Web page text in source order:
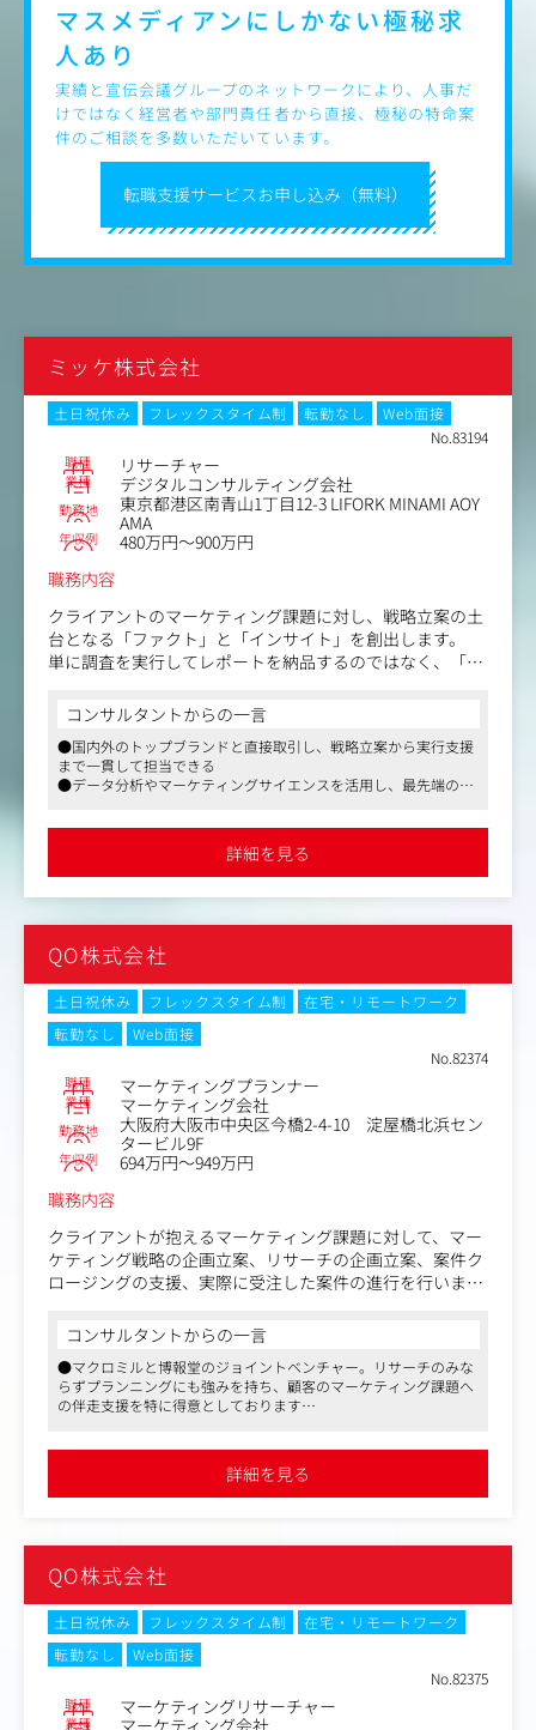
転職支援サービスお申し込み（無料）
マスメディアンにしかない極秘求
人あり
実績と宣伝会議グループのネットワークにより、人事だ
けではなく経営者や部門責任者から直接、極秘の特命案
件のご相談を多数いただいています。
ミッケ株式会社
土日祝休み フレックスタイム制 転勤なし
Web面接
No.83194
職種 リサーチャー
業種 デジタルコンサルティング会社
勤務地
東京都港区南青山1丁目12-3 LIFORK MINAMI AOY
AMA
年収例
480万円～900万円
職務内容
クライアントのマーケティング課題に対し、戦略立案の土
台となる「ファクト」と「インサイト」を創出します。
単に調査を実行してレポートを納品するのではなく、「意
します。
定量データと定性データを掛け合わせ、ビジネスを動かす
ための「根拠」を構築する、戦略直結型のリサーチャーで
す。
・市場・カテゴリ・競合の分析
・消費者インサイトの抽出（定量/定性データ）
・消費者セグメント/ターゲット分析
・ブランドの課題仮説構築
・戦略立案に必要な要素の構造化
・ストラテジー資料のドキュメンテーション（提案書/戦
略書）
・外部パートナー（調査会社/データ会社）とのディレク
ション
・プロジェクトのリードなど
・外資系消費財メーカーの新製品ブランド戦略におけるメ
ディアプランニング/ストラテジー設計
・マス広告×デジタル広告の統合コミュニケーション戦略
立案
・大規模キャンペーンの予算最適化（媒体配分、ターゲッ
コンサルタントからの一言
●国内外のトップブランドと直接取引し、戦略立案から実行支援
まで一貫して担当できる
●データ分析やマーケティングサイエンスを活用し、最先端のマ
メンバーとして活躍できるチャンス
詳細を見る
QO株式会社
土日祝休み フレックスタイム制
在宅・リモートワーク
転勤なし
Web面接
No.82374
職種 マーケティングプランナー
業種 マーケティング会社
勤務地
大阪府大阪市中央区今橋2-4-10 淀屋橋北浜セン
タービル9F
年収例
694万円～949万円
職務内容
クライアントが抱えるマーケティング課題に対して、マー
ケティング戦略の企画立案、リサーチの企画立案、案件ク
ロージングの支援、実際に受注した案件の進行を行いま
クライアントへの提供価値を大きく左右する、顧客課題の
整理と課題解決のための提案を行うブレーンとしての役割
をメインミッションとします。
・クライアントのマーケティング課題をヒアリングし、リ
サーチを活用しながらマーケティング戦略を企画立案し、
プットを提案する
・ヒアリング情報や社外の2次データだけでなく、当社内
で保有する業界およびカテゴリーデータや、消費者データ
を活用し、仮説をクライアントと協議しながら、企画を検
討する
・検証課題を明確にした上で、様々なデータソースおよび
調査手法の中から、最適な実施方法を選定するほか、調査
コンサルタントからの一言
●マクロミルと博報堂のジョイントベンチャー。リサーチのみな
らずプランニングにも強みを持ち、顧客のマーケティング課題へ
の伴走支援を特に得意としております
●リモート主体でコアタイムなしのフレックス、柔軟な働き方が
可能です
詳細を見る
QO株式会社
土日祝休み フレックスタイム制
在宅・リモートワーク
転勤なし
Web面接
No.82375
職種 マーケティングリサーチャー
業種